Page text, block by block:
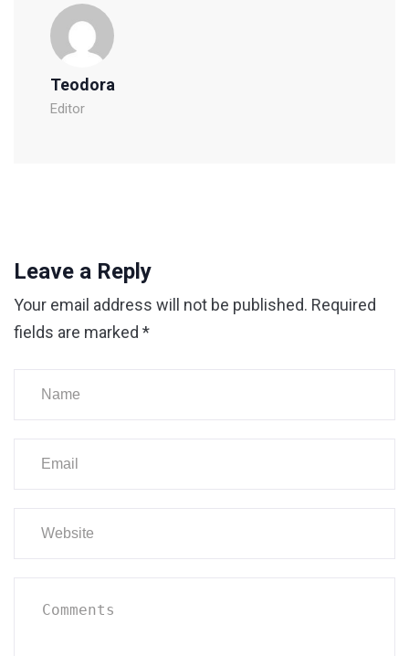
Teodora
Editor
Leave a Reply
Your email address will not be published. Required
fields are marked *